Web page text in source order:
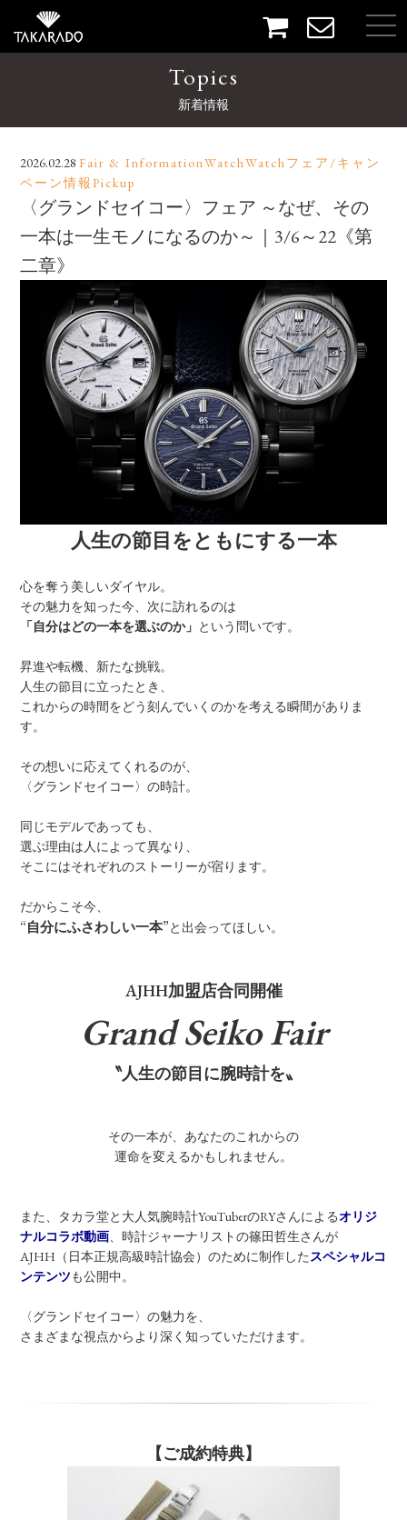
Topics
新着情報
2026.02.28Fair & InformationWatchWatchフェア/キャン
ペーン情報Pickup
〈グランドセイコー〉フェア ～なぜ、その
一本は一生モノになるのか～｜3/6～22《第
二章》
人生の節目をともにする一本
心を奪う美しいダイヤル。
その魅力を知った今、次に訪れるのは
「自分はどの一本を選ぶのか」 という問いです。
昇進や転機、新たな挑戦。
人生の節目に立ったとき、
これからの時間をどう刻んでいくのかを考える瞬間がありま
す。
その想いに応えてくれるのが、
〈グランドセイコー〉の時計。
同じモデルであっても、
選ぶ理由は人によって異なり、
そこにはそれぞれのストーリーが宿ります。
だからこそ今、
“自分にふさわしい一本”と出会ってほしい。
AJHH加盟店合同開催
Grand Seiko Fair
〝人生の節目に腕時計を〟
その一本が、あなたのこれからの
運命を変えるかもしれません。
また、タカラ堂と大人気腕時計YouTuberのRYさんによるオリジ
ナルコラボ動画、時計ジャーナリストの篠田哲生さんが
AJHH（日本正規高級時計協会）のために制作したスペシャルコ
ンテンツも公開中。
〈グランドセイコー〉の魅力を、
さまざまな視点からより深く知っていただけます。
【ご成約特典】